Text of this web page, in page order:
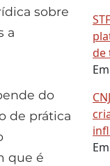
sobre
a
do
de prática
que é
de